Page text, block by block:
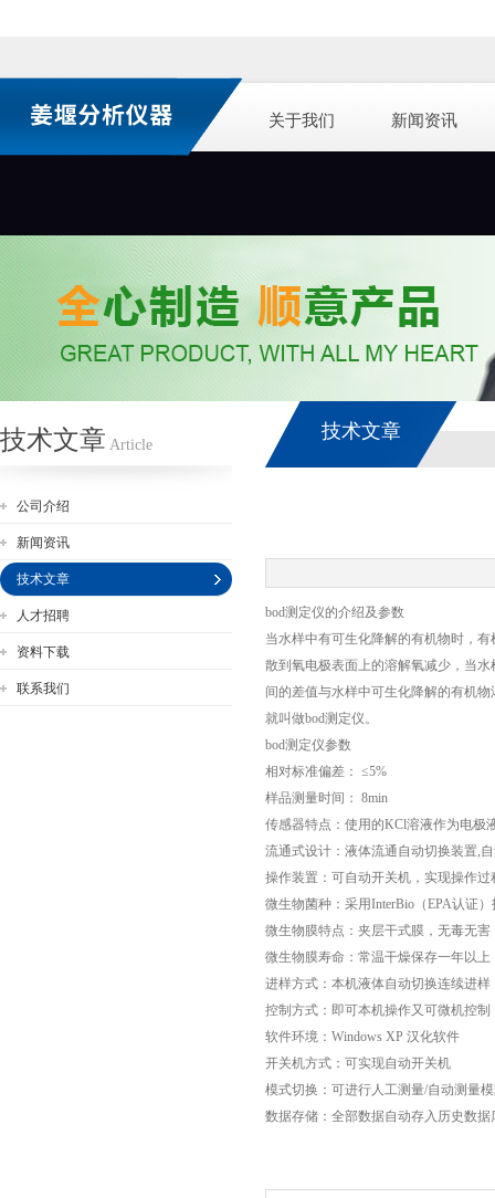
关于我们 新闻资讯
技术文章 Article
公司介绍
新闻资讯
技术文章
人才招聘
资料下载
联系我们
技术文章
bod测定仪的介绍及参数
当水样中有可生化降解的有机物时，
散到氧电极表面上的溶解氧减少，当
间的差值与水样中可生化降解的有机
就叫做bod测定仪。
bod测定仪参数
相对标准偏差： ≤5%
样品测量时间： 8min
传感器特点：使用的KCl溶液作为电极
流通式设计：液体流通自动切换装置,
操作装置：可自动开关机，实现操作过
微生物菌种：采用InterBio（EPA认证
微生物膜特点：夹层干式膜，无毒无害
微生物膜寿命：常温干燥保存一年以上
进样方式：本机液体自动切换连续进
控制方式：即可本机操作又可微机控制
软件环境：Windows XP 汉化软件
开关机方式：可实现自动开关机
模式切换：可进行人工测量/自动测量
数据存储：全部数据自动存入历史数据